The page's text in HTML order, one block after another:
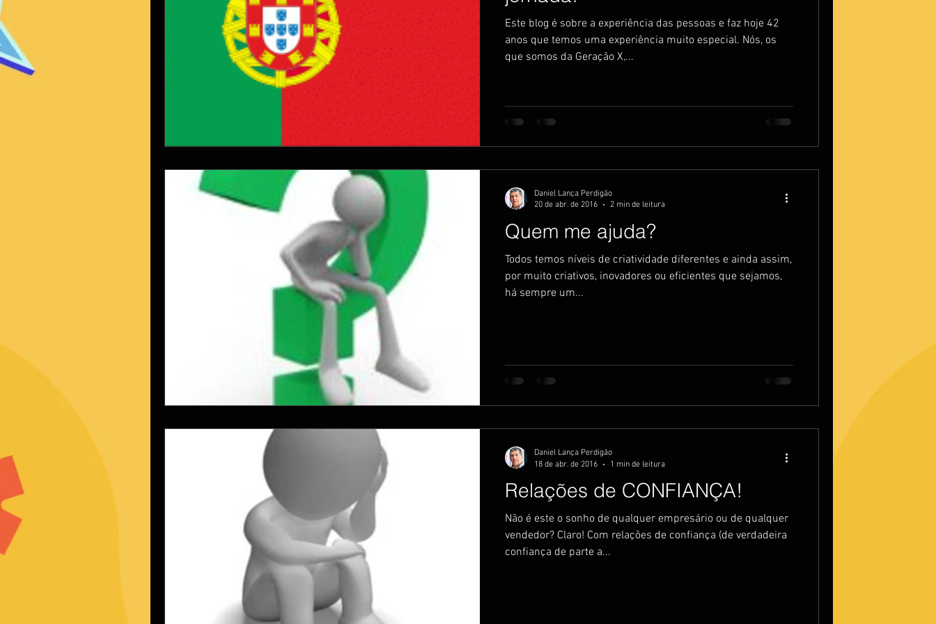
visual produtividade
Este blog é sobre a experiência das pessoas e faz hoje 42
anos que temos uma experiência muito especial. Nós, os
que somos da Geração X,...
Quem me ajuda?
Todos temos níveis de criatividade diferentes e ainda assim,
por muito criativos, inovadores ou eficientes que sejamos,
há sempre um...
Daniel Lança Perdigão
20 de abr. de 2016
2 min de leitura
Relações de CONFIANÇA!
Não é este o sonho de qualquer empresário ou de qualquer
vendedor? Claro! Com relações de confiança (de verdadeira
confiança de parte a...
Daniel Lança Perdigão
18 de abr. de 2016
1 min de leitura